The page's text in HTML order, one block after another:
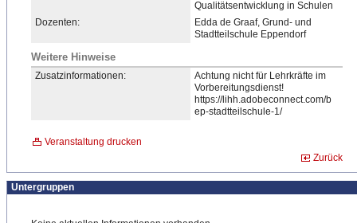
Qualitätsentwicklung in Schulen
Dozenten:
Edda de Graaf, Grund- und
Stadtteilschule Eppendorf
Weitere Hinweise
Zusatzinformationen:
Achtung nicht für Lehrkräfte im
Vorbereitungsdienst!
https​://lihh.adobeconnect.com/b
ep-stadtteilschule-1/
Veranstaltung drucken
Zurück
Untergruppen